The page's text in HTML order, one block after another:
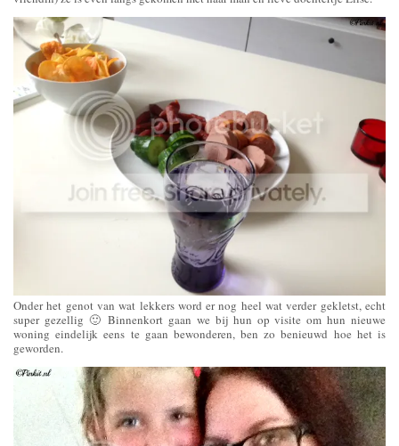
Onder het genot van wat lekkers word er nog heel wat verder gekletst, echt
super gezellig 🙂 Binnenkort gaan we bij hun op visite om hun nieuwe
woning eindelijk eens te gaan bewonderen, ben zo benieuwd hoe het is
geworden.